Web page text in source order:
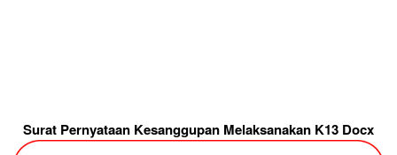
Surat Pernyataan Kesanggupan Melaksanakan K13 Docx